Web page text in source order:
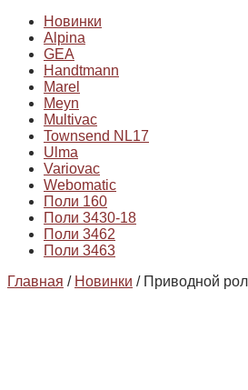
Новинки
Alpina
GEA
Handtmann
Marel
Meyn
Multivac
Townsend NL17
Ulma
Variovac
Webomatic
Поли 160
Поли 3430-18
Поли 3462
Поли 3463
Главная / Новинки / Приводной